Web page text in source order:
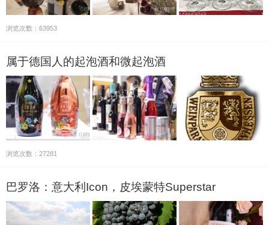
浏览次数：63953
属于德国人的起泡酒和微起泡酒
浏览次数：27281
巴罗洛：意大利Icon，皮埃蒙特Superstar